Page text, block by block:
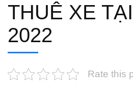
THUÊ XE
2022
Rate this